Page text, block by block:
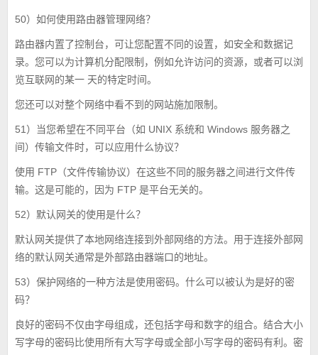
50）如何使用路由器管理网络？
路由器内置了控制台，可让您配置不同的设置，如安全和数据记
录。您可以为计算机分配限制，例如允许访问的资源，或者可以浏
览互联网的某一 天的特定时间。
您还可以对整个网络中看不到的网站施加限制。
51）当您希望在不同平台（如 UNIX 系统和 Windows 服务器之
间）传输文件时，可以应用什么协议？
使用 FTP（文件传输协议）在这些不同的服务器之间进行文件传
输。这是可能的，因为 FTP 是平台无关的。
52）默认网关的使用是什么？
默认网关提供了本地网络连接到外部网络的方法。用于连接外部网
络的默认网关通常是外部路由器端口的地址。
53）保护网络的一种方法是使用密码。什么可以被认为是好的密
码？
良好的密码不仅由字母组成，还包括字母和数字的组合。结合大小
写字母的密码比使用所有大写字母或全部小写字母的密码有利。密